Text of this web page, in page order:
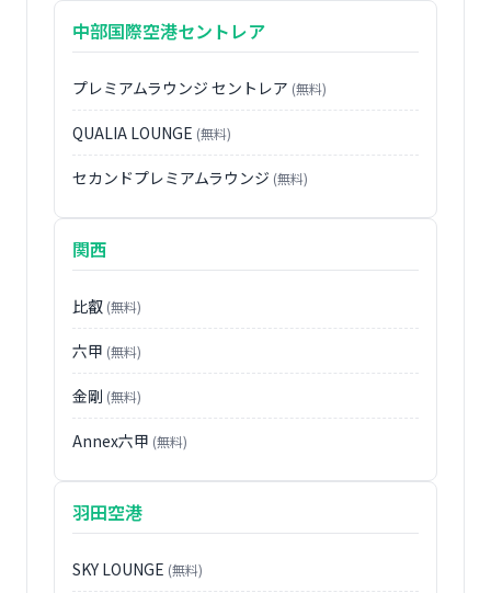
中部国際空港セントレア
プレミアムラウンジ セントレア (無料)
QUALIA LOUNGE (無料)
セカンドプレミアムラウンジ (無料)
関西
比叡 (無料)
六甲 (無料)
金剛 (無料)
Annex六甲 (無料)
羽田空港
SKY LOUNGE (無料)